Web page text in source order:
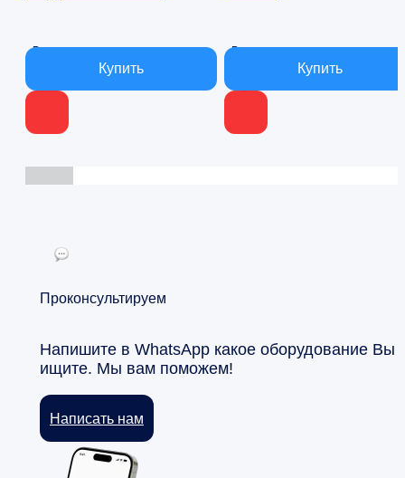
В наличии В наличии
Проконсультируем
Напишите в WhatsApp какое оборудование Вы
ищите. Мы вам поможем!
Написать нам